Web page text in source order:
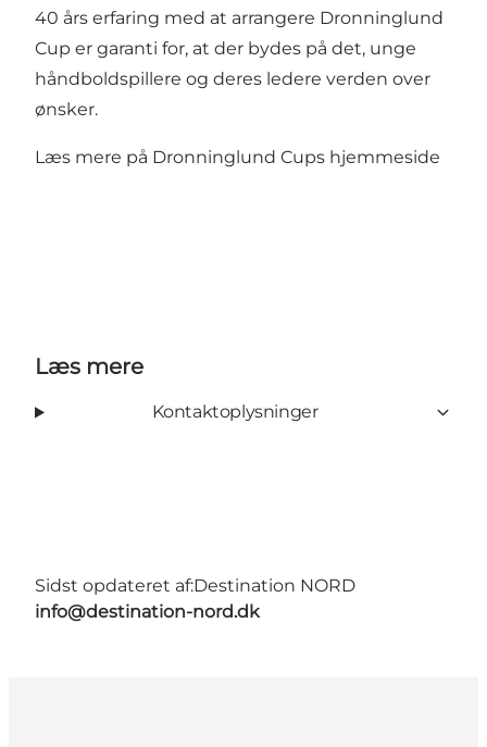
40 års erfaring med at arrangere Dronninglund
Cup er garanti for, at der bydes på det, unge
håndboldspillere og deres ledere verden over
ønsker.
Læs mere på Dronninglund Cups hjemmeside
Læs mere
Kontaktoplysninger
Sidst opdateret af:Destination NORD
info@destination-nord.dk